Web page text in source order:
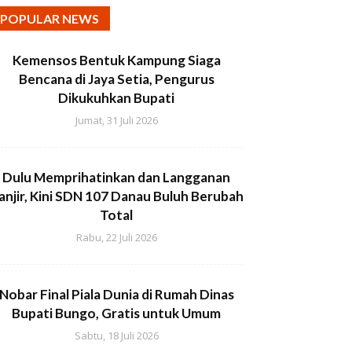
POPULAR NEWS
Kemensos Bentuk Kampung Siaga
Bencana di Jaya Setia, Pengurus
Dikukuhkan Bupati
Jumat, 31 Juli 2026
Dulu Memprihatinkan dan Langganan
Kini SDN 107 Danau Buluh Berubah
Total
Rabu, 22 Juli 2026
Final Piala Dunia di Rumah Dinas
Bupati Bungo, Gratis untuk Umum
Sabtu, 18 Juli 2026